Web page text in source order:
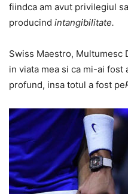
fiindca am avut privilegiul
producind intangibilitate.
Swiss Maestro, Multumesc
in viata mea si ca mi-ai
profund, insa totul a fost pe